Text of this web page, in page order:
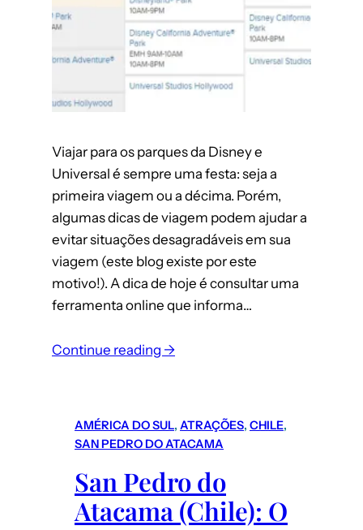
Viajar para os parques da Disney e
Universal é sempre uma festa: seja a
primeira viagem ou a décima. Porém,
algumas dicas de viagem podem ajudar a
evitar situações desagradáveis em sua
viagem (este blog existe por este
motivo!). A dica de hoje é consultar uma
ferramenta online que informa…
Continue reading →:
Lotação
dos
da
Disney
e
AMÉRICA DO SUL, ATRAÇÕES, CHILE
SAN PEDRO DO ATACAMA
San Pedro do
Atacama (Chile): O